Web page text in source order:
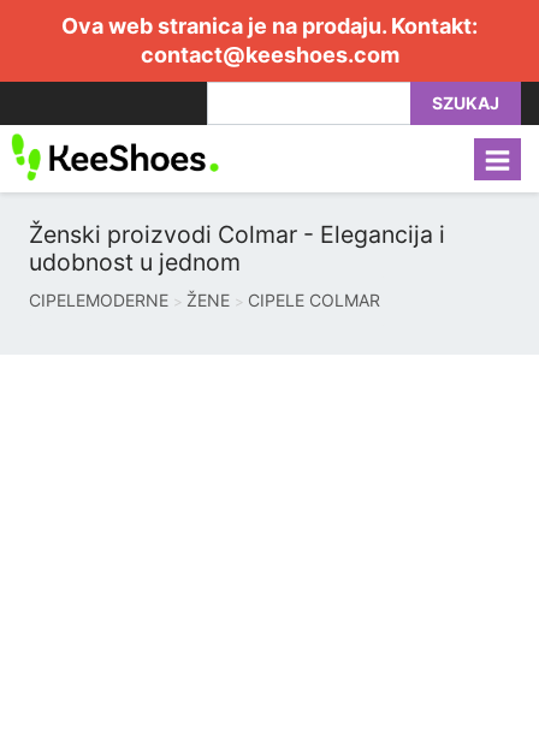
Ova web stranica je na prodaju. Kontakt:
contact@keeshoes.com
SZUKAJ
Ženski proizvodi Colmar - Elegancija i
udobnost u jednom
CIPELEMODERNE ŽENE CIPELE COLMAR